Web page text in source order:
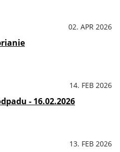
02. APR 2026
14. FEB 2026
- 16.02.2026
13. FEB 2026